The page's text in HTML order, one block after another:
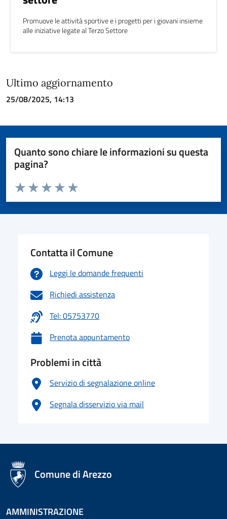
Promuove le attività sportive e i progetti per i giovani insieme
alle iniziative legate al Terzo Settore
Ultimo aggiornamento
25/08/2025, 14:13
Quanto sono chiare le informazioni su questa
pagina?
Valuta da 1 a 5 stelle la pagina
Valuta 5 stelle su 5
Valuta 4 stelle su 5
Valuta 3 stelle su 5
Valuta 2 stelle su 5
Valuta 1 stelle su 5
Contatta il Comune
Leggi le domande frequenti
Richiedi assistenza
Tel: 05753770
Prenota appuntamento
Problemi in città
Servizio di segnalazione online
Segnala disservizio via mail
logo Unione Europea
Comune di Arezzo
AMMINISTRAZIONE